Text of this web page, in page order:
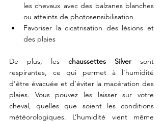
les chevaux avec des balzanes blanches
ou atteints de photosensibilisation
Favoriser la cicatrisation des lésions et
des plaies
De plus, les chaussettes Silver sont
respirantes, ce qui permet à l’humidité
d’être évacuée et d’éviter la macération des
plaies. Vous pouvez les laisser sur votre
cheval, quelles que soient les conditions
météorologiques. L’humidité vient même